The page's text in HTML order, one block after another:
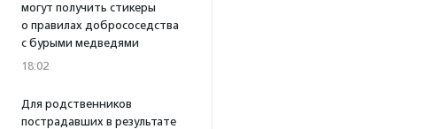
могут получить стикеры
о правилах добрососедства
с бурыми медведями
18:02
Для родственников
пострадавших в результате